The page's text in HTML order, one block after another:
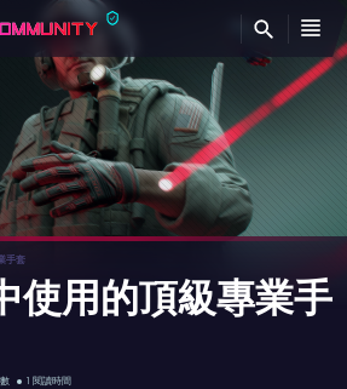
手套
使用的頂級專業手
1 閱讀時間